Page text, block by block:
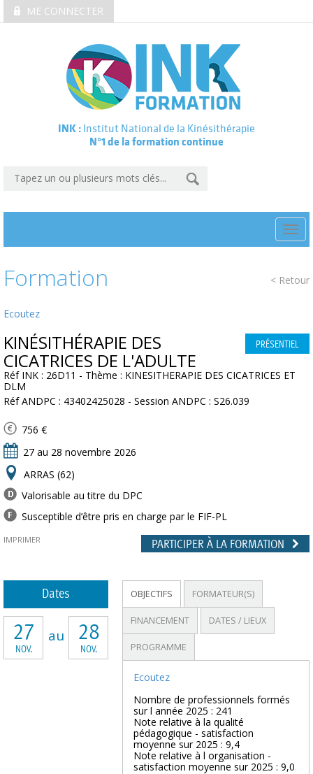
ME CONNECTER
INK : Institut National de la Kinésithérapie
N°1 de la formation continue
< Retour
Formation
Ecoutez
PRÉSENTIEL
KINÉSITHÉRAPIE DES
CICATRICES DE L'ADULTE
Réf INK : 26D11 - Thème : KINESITHERAPIE DES CICATRICES ET
DLM
Réf ANDPC : 43402425028 - Session ANDPC : S26.039
756 €
27 au 28 novembre 2026
ARRAS (62)
Valorisable au titre du DPC
Susceptible d’être pris en charge par le FIF-PL
IMPRIMER PARTICIPER À LA FORMATION
Dates
27
NOV.
28
NOV.
au
OBJECTIFS FORMATEUR(S)
FINANCEMENT DATES / LIEUX
PROGRAMME
Ecoutez
Nombre de professionnels formés
sur l année 2025 : 241
Note relative à la qualité
pédagogique - satisfaction
moyenne sur 2025 : 9,4
Note relative à l organisation -
satisfaction moyenne sur 2025 : 9,0